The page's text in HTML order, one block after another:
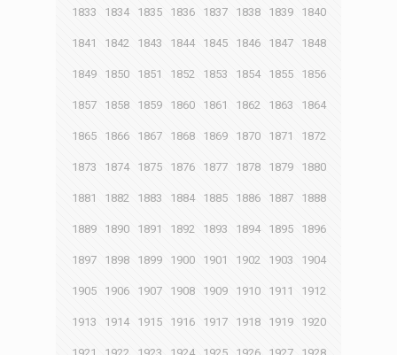
1833 1834 1835 1836 1837 1838 1839 1840
1841 1842 1843 1844 1845 1846 1847 1848
1849 1850 1851 1852 1853 1854 1855 1856
1857 1858 1859 1860 1861 1862 1863 1864
1865 1866 1867 1868 1869 1870 1871 1872
1873 1874 1875 1876 1877 1878 1879 1880
1881 1882 1883 1884 1885 1886 1887 1888
1889 1890 1891 1892 1893 1894 1895 1896
1897 1898 1899 1900 1901 1902 1903 1904
1905 1906 1907 1908 1909 1910 1911 1912
1913 1914 1915 1916 1917 1918 1919 1920